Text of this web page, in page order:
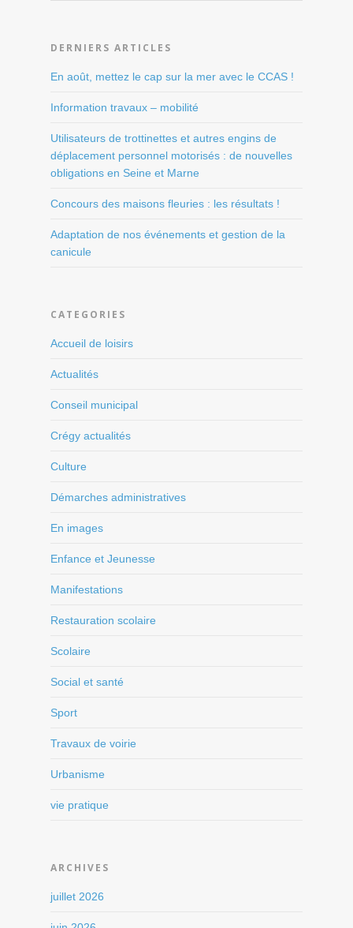
DERNIERS ARTICLES
En août, mettez le cap sur la mer avec le CCAS !
Information travaux – mobilité
Utilisateurs de trottinettes et autres engins de
déplacement personnel motorisés : de nouvelles
obligations en Seine et Marne
Concours des maisons fleuries : les résultats !
Adaptation de nos événements et gestion de la
canicule
CATEGORIES
Accueil de loisirs
Actualités
Conseil municipal
Crégy actualités
Culture
Démarches administratives
En images
Enfance et Jeunesse
Manifestations
Restauration scolaire
Scolaire
Social et santé
Sport
Travaux de voirie
Urbanisme
vie pratique
ARCHIVES
juillet 2026